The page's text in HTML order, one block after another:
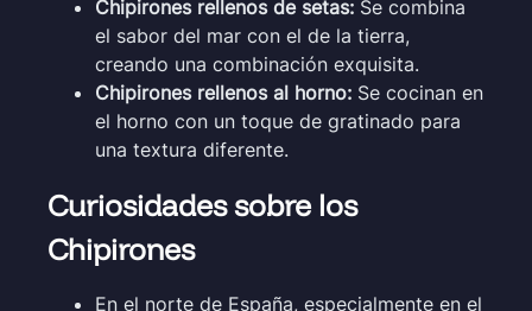
Chipirones rellenos de setas: Se combina
el sabor del mar con el de la tierra,
creando una combinación exquisita.
Chipirones rellenos al horno: Se cocinan en
el horno con un toque de gratinado para
una textura diferente.
Curiosidades sobre los
Chipirones
En el norte de España, especialmente en el